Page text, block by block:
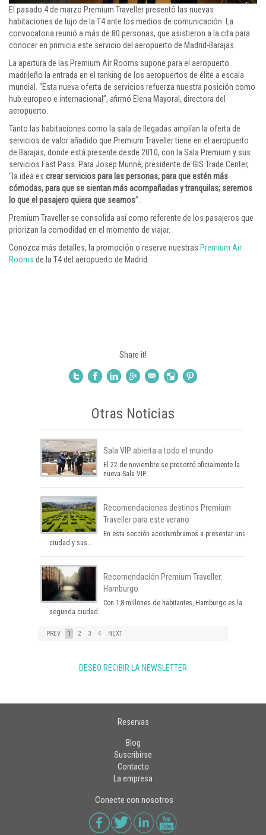
El pasado 4 de marzo Premium Traveller presentó las nuevas
habitaciones de lujo de la T4 ante los medios de comunicación. La
convocatoria reunió a más de 80 personas, que asistieron a la cita para
conocer en primicia este servicio del aeropuerto de Madrid-Barajas.
La apertura de las Premium Air Rooms supone para el aeropuerto
madrileño la entrada en el ranking de los aeropuertos de élite a escala
mundial. “Esta nueva oferta de servicios refuerza nuestra posición como
hub europeo e internacional”, afirmó Elena Mayoral, directora del
aeropuerto.
Tanto las habitaciones como la sala de llegadas amplían la oferta de
servicios de valor añadido que Premium Traveller tiene en el aeropuerto
de Barajas, donde está presente desde 2010, con la Sala Premium y sus
servicios Fast Pass. Para Josep Munné, presidente de GIS Trade Center,
“la idea es crear servicios para las personas, para que estén más
cómodas, para que se sientan más acompañadas y tranquilas; seremos
lo que el pasajero quiera que seamos”.
Premium Traveller se consolida así como referente de los pasajeros que
priorizan la comodidad en el momento de viajar.
Conozca más detalles, la promoción o reserve nuestras Premium Air
Rooms de la T4 del aeropuerto de Madrid.
Share it!
Otras Noticias
Sala VIP abierta a todo el mundo
El 22 de noviembre se presentó oficialmente la
nueva Sala VIP…
Recomendaciones destinos Premium
Traveller para este verano
En esta sección acostumbramos a presentar una
ciudad y sus…
Recomendación Premium Traveller:
Hamburgo
Con 1,8 millones de habitantes, Hamburgo es la
segunda ciudad…
PREV 1 2 3 4 NEXT
DESEO RECIBIR LA NEWSLETTER
Reservas
Blog
Suscribirse
Contacto
La empresa
Conecte con nosotros